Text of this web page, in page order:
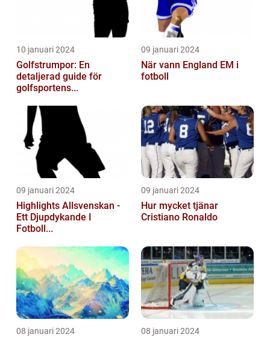
10 januari 2024
Golfstrumpor: En
detaljerad guide för
golfsportens...
09 januari 2024
När vann England EM i
fotboll
09 januari 2024
Highlights Allsvenskan -
Ett Djupdykande I
Fotboll...
09 januari 2024
Hur mycket tjänar
Cristiano Ronaldo
08 januari 2024 08 januari 2024